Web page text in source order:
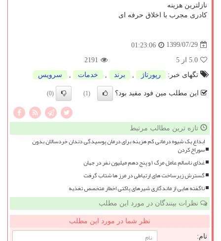
نازلترین هزینه
کادری مجرب با اخلاق حرفه ای
1399/07/29
01:23:06
5.0 از 5
2191
تگهای خبر:
رپورتاژ , برند , خدمات , سرویس
این مطلب مین فود مفید بود؟ (1)
(0)
تازه ترین مطالب مرتبط
ابداع یک شیوه درمانی کم هزینه برای درمان پوسیدگی دندان خردسالان بدون
سوراخ کردن
غذای ناسالم عامل مرگ ۱ و پنج دهم میلیون نفر در جهان
گسترش زیرساخت های ارتباطی در مرز ها شتاب گرفت
ناگفته هایی از ماندگاری شیرهای پاکتی اخطار متخصص تغذیه
نظرات بینندگان در مورد این مطلب
نظر شما در مورد این مطلب
نام: